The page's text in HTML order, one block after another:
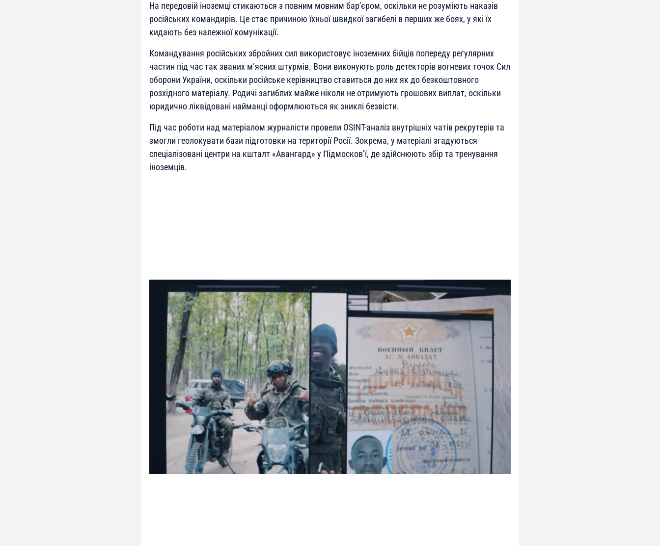
На передовій іноземці стикаються з повним мовним бар’єром, оскільки не розуміють наказів
російських командирів. Це стає причиною їхньої швидкої загибелі в перших же боях, у які їх
кидають без належної комунікації.
Командування російських збройних сил використовує іноземних бійців попереду регулярних
частин під час так званих м’ясних штурмів. Вони виконують роль детекторів вогневих точок Сил
оборони України, оскільки російське керівництво ставиться до них як до безкоштовного
розхідного матеріалу. Родичі загиблих майже ніколи не отримують грошових виплат, оскільки
юридично ліквідовані найманці оформлюються як зниклі безвісти.
Під час роботи над матеріалом журналісти провели OSINT-аналіз внутрішніх чатів рекрутерів та
змогли геолокувати бази підготовки на території Росії. Зокрема, у матеріалі згадуються
спеціалізовані центри на кшталт «Авангард» у Підмосков’ї, де здійснюють збір та тренування
іноземців.